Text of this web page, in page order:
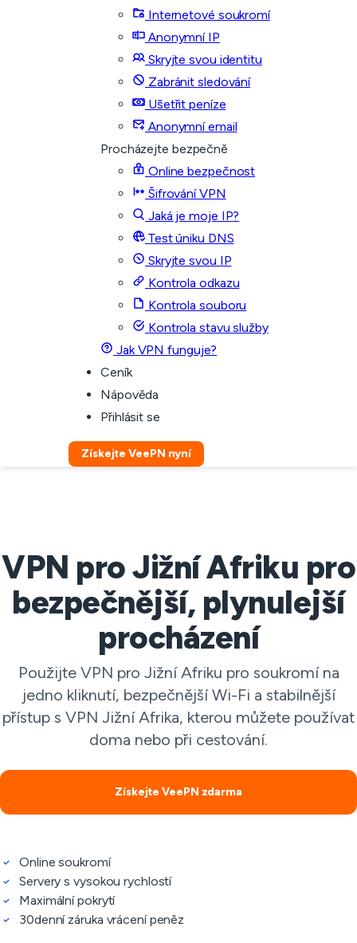
Internetové soukromí
Anonymní IP
Skryjte svou identitu
Zabránit sledování
Ušetřit peníze
Anonymní email
Procházejte bezpečně
Online bezpečnost
Šifrování VPN
Jaká je moje IP?
Test úniku DNS
Skryjte svou IP
Kontrola odkazu
Kontrola souboru
Kontrola stavu služby
Jak VPN funguje?
Ceník
Nápověda
Přihlásit se
Získejte VeePN nyní
VPN pro Jižní Afriku pro
bezpečnější, plynulejší
procházení
Použijte VPN pro Jižní Afriku pro soukromí na
jedno kliknutí, bezpečnější Wi-Fi a stabilnější
přístup s VPN Jižní Afrika, kterou můžete používat
doma nebo při cestování.
Získejte VeePN zdarma
Online soukromí
Servery s vysokou rychlostí
Maximální pokrytí
30denní záruka vrácení peněz